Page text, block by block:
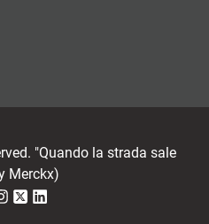
"Quando la strada sale
Merckx)